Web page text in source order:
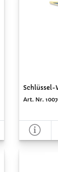
Schlüssel-
Art. Nr.